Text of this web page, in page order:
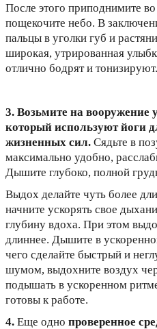
После этого приподнимите
пощекочите небо. В
пальцы в уголки губ и
широкая, утрированная
отлично бодрят и тонизируют.
3. Возьмите на вооружение
который используют йоги
жизненных сил. Сядьте в
максимально удобно,
Дышите глубоко, полной
Выдох делайте чуть более
начните ускорять свое
глубину вдоха. При этом
длиннее. Дышите в
чего сделайте быстрый и
шумом, выдохните воздух
подышать в ускоренном
готовы к работе.
4. Еще одно проверенное